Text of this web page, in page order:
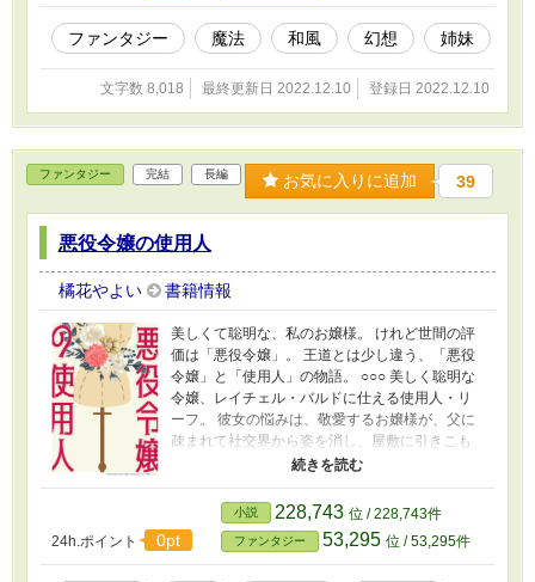
ファンタジー 魔法 和風 幻想 姉妹
文字数 8,018 最終更新日 2022.12.10 登録日 2022.12.10
ファンタジー 完結 長編 お気に入りに追加 39
悪役令嬢の使用人
橘花やよい 書籍情報
美しくて聡明な、私のお嬢様。 けれど世間の評
価は「悪役令嬢」。 王道とは少し違う、「悪役
令嬢」と「使用人」の物語。 ○○○ 美しく聡明な
令嬢、レイチェル・バルドに仕える使用人・リ
ーフ。 彼女の悩みは、敬愛するお嬢様が、父に
疎まれて社交界から姿を消し、屋敷に引きこも
っていること。 もう一度、お嬢様を社交界に輝
かせる。 もう一度、お嬢様に笑ってほしい。 も
う一度――……。 逆境の中で前を向いて歩き続
ける、主従のファンタジー。 ○○○○ 他のサイトに
も投稿しているお話を、改稿して投稿していま
す。 表紙は表紙メーカーで作成。 基本的には
24h.ポイント 0pt
小説 228,743 位 / 228,743件
ファンタジー 53,295 位 / 53,295件